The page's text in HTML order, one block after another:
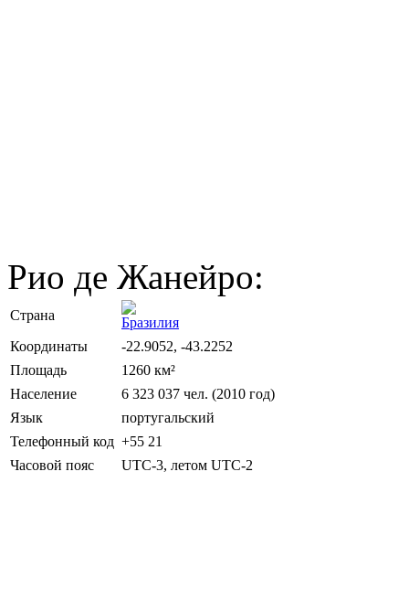
Рио де Жанейро:
Страна
Бразилия
Координаты
-22.9052, -43.2252
Площадь
1260 км²
Население
6 323 037 чел. (2010 год)
Язык
португальский
Телефонный код +55 21
Часовой пояс
UTC-3, летом UTC-2